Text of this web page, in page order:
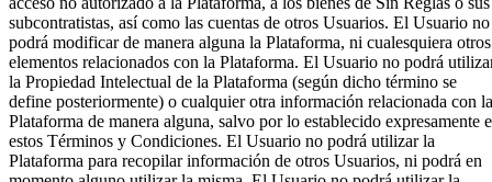
subcontratistas, así como las cuentas de otros Usuarios. El Usuario no
podrá modificar de manera alguna la Plataforma, ni cualesquiera otros
elementos relacionados con la Plataforma. El Usuario no podrá
la Propiedad Intelectual de la Plataforma (según dicho término se
define posteriormente) o cualquier otra información relacionada con la
Plataforma de manera alguna, salvo por lo establecido expresamente
estos Términos y Condiciones. El Usuario no podrá utilizar la
Plataforma para recopilar información de otros Usuarios, ni podrá en